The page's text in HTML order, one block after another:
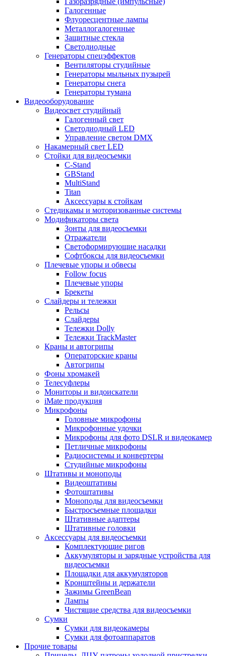
Галогенные
Флуоресцентные лампы
Металлогалогенные
Защитные стекла
Светодиодные
Генераторы спецэффектов
Вентиляторы студийные
Генераторы мыльных пузырей
Генераторы снега
Генераторы тумана
Видеооборудование
Видеосвет студийный
Галогенный свет
Светодиодный LED
Управление светом DMX
Накамерный свет LED
Стойки для видеосъемки
C-Stand
GBStand
MultiStand
Titan
Аксессуары к стойкам
Стедикамы и моторизованные системы
Модификаторы света
Зонты для видеосъемки
Отражатели
Светоформирующие насадки
Софтбоксы для видеосъемки
Плечевые упоры и обвесы
Follow focus
Плечевые упоры
Брекеты
Слайдеры и тележки
Рельсы
Слайдеры
Тележки Dolly
Тележки TrackMaster
Краны и автогрипы
Операторские краны
Автогрипы
Фоны хромакей
Телесуфлеры
Мониторы и видоискатели
iMate продукция
Микрофоны
Головные микрофоны
Микрофонные удочки
Микрофоны для фото DSLR и видеокамер
Петличные микрофоны
Радиосистемы и конвертеры
Студийные микрофоны
Штативы и моноподы
Видеоштативы
Фотоштативы
Моноподы для видеосъемки
Быстросъемные площадки
Штативные адаптеры
Штативные головки
Аксессуары для видеосъемки
Комплектующие ригов
Аккумуляторы и зарядные устройства для
видеосъемки
Площадки для аккумуляторов
Кронштейны и держатели
Зажимы GreenBean
Лампы
Чистящие средства для видеосъемки
Сумки
Сумки для видеокамеры
Сумки для фотоаппаратов
Прочие товары